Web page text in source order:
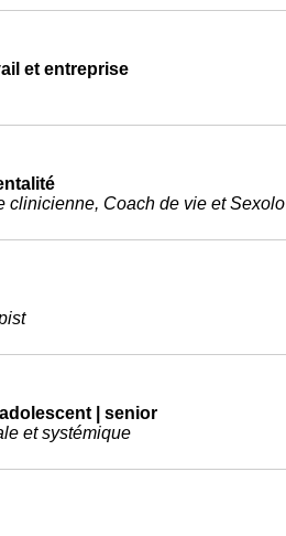
et entreprise
clinicienne, Coach de vie et Sexolo
| senior
et systémique